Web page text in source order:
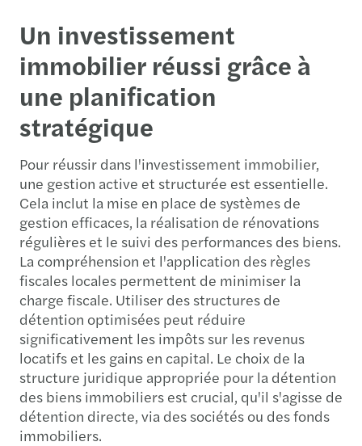
Un investissement
immobilier réussi grâce à
une planification
stratégique
Pour réussir dans l'investissement immobilier,
une gestion active et structurée est essentielle.
Cela inclut la mise en place de systèmes de
gestion efficaces, la réalisation de rénovations
régulières et le suivi des performances des biens.
La compréhension et l'application des règles
fiscales locales permettent de minimiser la
charge fiscale. Utiliser des structures de
détention optimisées peut réduire
significativement les impôts sur les revenus
locatifs et les gains en capital. Le choix de la
structure juridique appropriée pour la détention
des biens immobiliers est crucial, qu'il s'agisse de
détention directe, via des sociétés ou des fonds
immobiliers.